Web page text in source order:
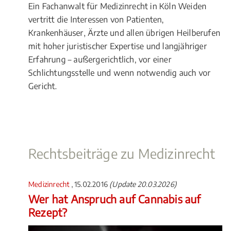
Ein Fachanwalt für Medizinrecht in Köln Weiden
vertritt die Interessen von Patienten,
Krankenhäuser, Ärzte und allen übrigen Heilberufen
mit hoher juristischer Expertise und langjähriger
Erfahrung – außergerichtlich, vor einer
Schlichtungsstelle und wenn notwendig auch vor
Gericht.
Rechtsbeiträge zu Medizinrecht
Medizinrecht , 15.02.2016 (Update 20.03.2026)
Wer hat Anspruch auf Cannabis auf
Rezept?